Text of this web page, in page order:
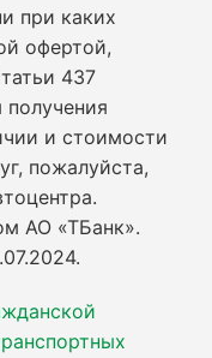
при каких
офертой,
437
и стоимости
пожалуйста,
АО «ТБанк».
.